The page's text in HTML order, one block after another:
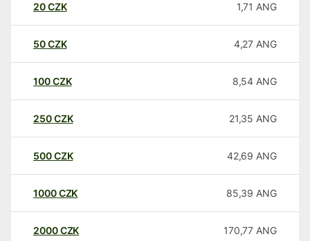
20CZK 1,71 ANG
50CZK 4,27 ANG
100CZK 8,54 ANG
250CZK 21,35 ANG
500CZK 42,69 ANG
1000CZK 85,39 ANG
2000CZK 170,77 ANG